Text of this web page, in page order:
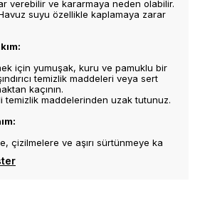
verebilir ve kararmaya neden olabilir.
suyu özellikle kaplamaya zarar
için yumuşak, kuru ve pamuklu bir
temizlik maddeleri veya sert
kaçının.
temizlik maddelerinden uzak tutunuz.
çizilmelere ve aşırı sürtünmeye ka